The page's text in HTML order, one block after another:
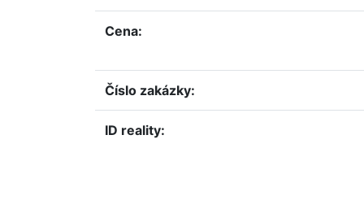
cena:
číslo zakázky:
ID reality: